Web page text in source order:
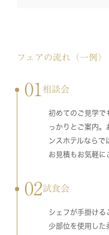
フェアの流れ（一例）
01 相談会
初めてのご見学で
っかりとご案内。
ンスホテルならで
お見積もお気軽
02試食会
シェフが手掛ける
少部位を使用した